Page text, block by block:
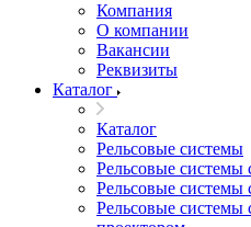
Компания
О компании
Вакансии
Реквизиты
Каталог
Каталог
Рельсовые системы
Рельсовые системы
Рельсовые системы
Рельсовые системы